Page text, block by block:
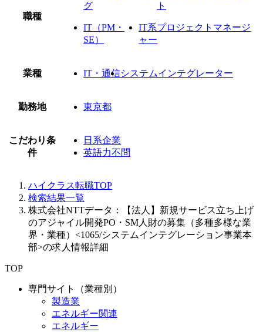
職種
グ
ト
IT（PM・
SE）
IT系プロジェクトマネージ
ャー
業種 IT・通信システムインテグレーター
勤務地 東京都
こだわり条
件
日系企業
英語力不問
ハイクラス転職TOP
検索結果一覧
株式会社NTTデータ：【法人】新規サービス立ち上げ
のアジャイル開発PO・SM人財の募集（多種多様な業
界・業種）<1065/システムインテグレーション事業本
部>の求人情報詳細
TOP
専門サイト（業種別）
製造業
エネルギー関連
エネルギー